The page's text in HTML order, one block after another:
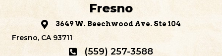
Fresno
3649 W. Beechwood Ave. Ste 104
Fresno, CA 93711
(559) 257-3588